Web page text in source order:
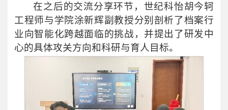
在之后的交流分享环节，世纪科怡胡今轲
工程师与学院涂新辉副教授分别剖析了档案行
业向智能化跨越面临的挑战，并提出了研发中
心的具体攻关方向和科研与育人目标。